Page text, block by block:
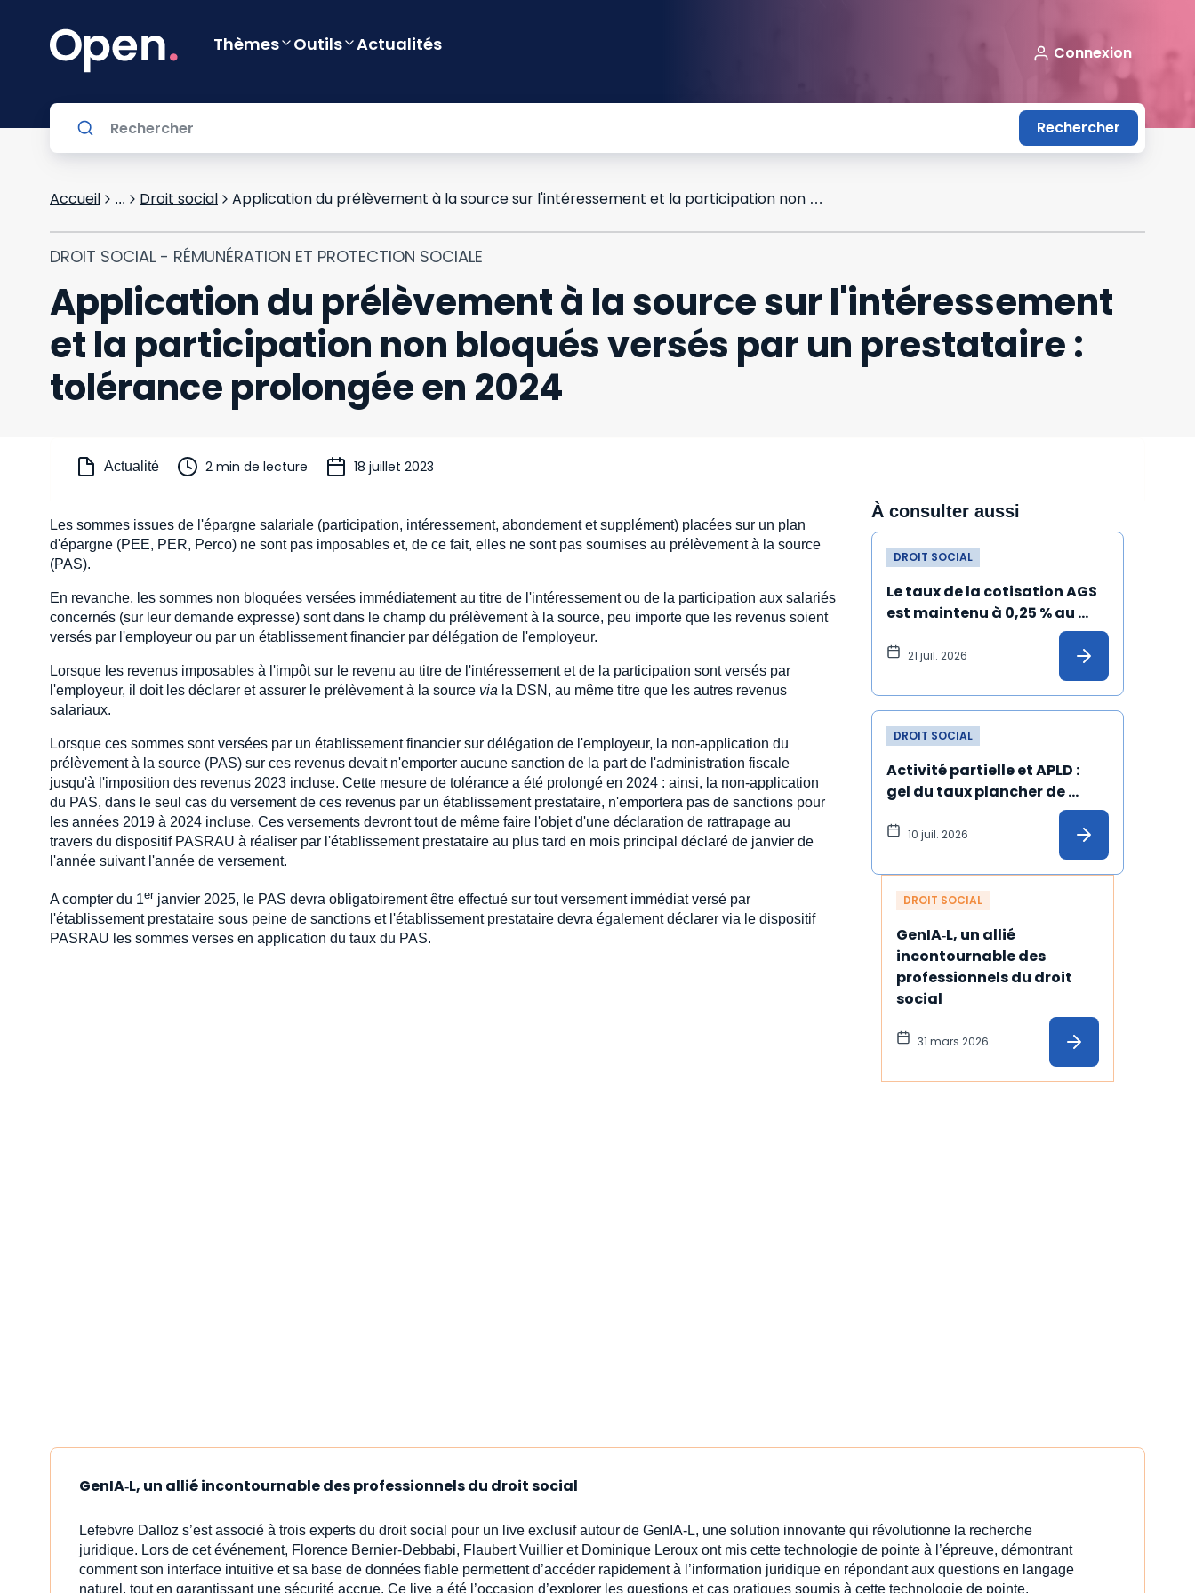
Thèmes Outils Actualités Connexion
Rechercher
Accueil ... Droit social Application du prélèvement à la source sur l'intéressement et la participation non bloqués versés par un prestataire : tolérance prolongée en 2024
DROIT SOCIAL - RÉMUNÉRATION ET PROTECTION SOCIALE
Application du prélèvement à la source sur l'intéressement
et la participation non bloqués versés par un prestataire :
tolérance prolongée en 2024
Actualité 2 min de lecture 18 juillet 2023
Les sommes issues de l'épargne salariale (participation, intéressement, abondement et supplément) placées sur un plan
d'épargne (PEE, PER, Perco) ne sont pas imposables et, de ce fait, elles ne sont pas soumises au prélèvement à la source
(PAS).
En revanche, les sommes non bloquées versées immédiatement au titre de l'intéressement ou de la participation aux salariés
concernés (sur leur demande expresse) sont dans le champ du prélèvement à la source, peu importe que les revenus soient
versés par l'employeur ou par un établissement financier par délégation de l'employeur.
Lorsque les revenus imposables à l'impôt sur le revenu au titre de l'intéressement et de la participation sont versés par
l'employeur, il doit les déclarer et assurer le prélèvement à la source via la DSN, au même titre que les autres revenus
salariaux.
Lorsque ces sommes sont versées par un établissement financier sur délégation de l'employeur, la non-application du
prélèvement à la source (PAS) sur ces revenus devait n'emporter aucune sanction de la part de l'administration fiscale
jusqu'à l'imposition des revenus 2023 incluse. Cette mesure de tolérance a été prolongé en 2024 : ainsi, la non-application
du PAS, dans le seul cas du versement de ces revenus par un établissement prestataire, n'emportera pas de sanctions pour
les années 2019 à 2024 incluse. Ces versements devront tout de même faire l'objet d'une déclaration de rattrapage au
travers du dispositif PASRAU à réaliser par l'établissement prestataire au plus tard en mois principal déclaré de janvier de
l'année suivant l'année de versement.
A compter du 1er janvier 2025, le PAS devra obligatoirement être effectué sur tout versement immédiat versé par
l'établissement prestataire sous peine de sanctions et l'établissement prestataire devra également déclarer via le dispositif
PASRAU les sommes verses en application du taux du PAS.
À consulter aussi
DROIT SOCIAL
Le taux de la cotisation AGS
est maintenu à 0,25 % au
21 juil. 2026
DROIT SOCIAL
Activité partielle et APLD :
gel du taux plancher de
l'employeur
10 juil. 2026
DROIT SOCIAL
GenIA‑L, un allié
incontournable des
professionnels du droit
social
31 mars 2026
GenIA‑L, un allié incontournable des professionnels du droit social
Lefebvre Dalloz s’est associé à trois experts du droit social pour un live exclusif autour de GenIA‑L, une solution innovante qui révolutionne la recherche
juridique. Lors de cet événement, Florence Bernier-Debbabi, Flaubert Vuillier et Dominique Leroux ont mis cette technologie de pointe à l’épreuve, démontrant
comment son interface intuitive et sa base de données fiable permettent d’accéder rapidement à l’information juridique en répondant aux questions en langage
naturel, tout en garantissant une sécurité accrue. Ce live a été l’occasion d’explorer les questions et cas pratiques soumis à cette technologie de pointe.